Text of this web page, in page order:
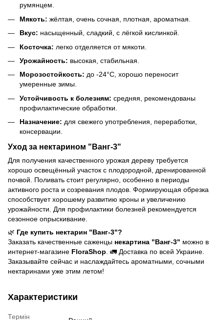
румянцем.
Мякоть: жёлтая, очень сочная, плотная, ароматная.
Вкус: насыщенный, сладкий, с лёгкой кислинкой.
Косточка: легко отделяется от мякоти.
Урожайность: высокая, стабильная.
Морозостойкость: до -24°C, хорошо переносит
умеренные зимы.
Устойчивость к болезням: средняя, рекомендованы
профилактические обработки.
Назначение: для свежего употребления, переработки,
консервации.
Уход за нектарином "Ванг-3"
Для получения качественного урожая дереву требуется
хорошо освещённый участок с плодородной, дренированной
почвой. Поливать стоит регулярно, особенно в периоды
активного роста и созревания плодов. Формирующая обрезка
способствует хорошему развитию кроны и увеличению
урожайности. Для профилактики болезней рекомендуется
сезонное опрыскивание.
🌿 Где купить нектарин "Ванг-3"?
Заказать качественные саженцы некартина "Ванг-3" можно в
интернет-магазине FloraShop . 🚛 Доставка по всей Украине.
Заказывайте сейчас и наслаждайтесь ароматными, сочными
нектаринами уже этим летом!
Характеристики
Термін